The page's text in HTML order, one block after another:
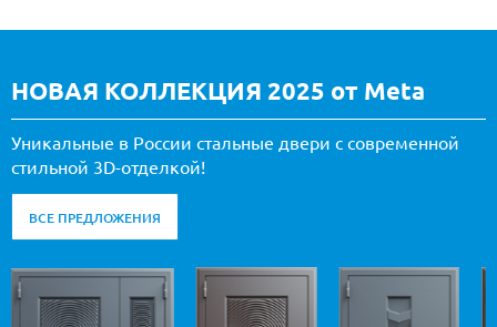
НОВАЯ КОЛЛЕКЦИЯ 2025 от Meta
Уникальные в России стальные двери с современной
стильной 3D-отделкой!
ВСЕ ПРЕДЛОЖЕНИЯ